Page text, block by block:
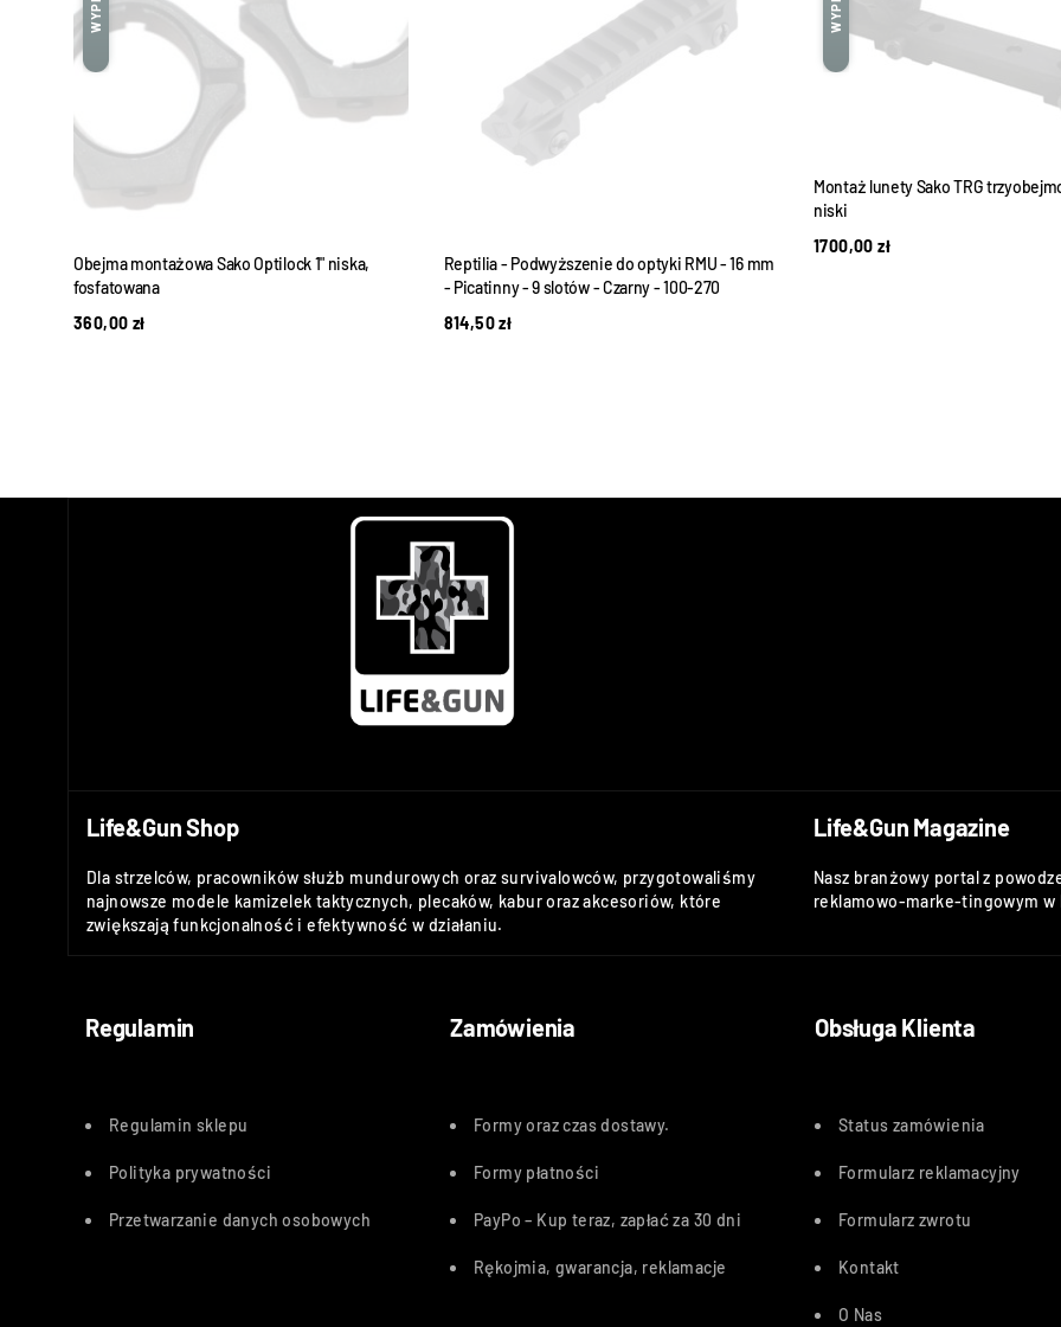
Obejma montażowa Sako Optilock 1" niska,
fosfatowana
360,00 zł
Reptilia - Podwyższenie do optyki RMU - 16 mm
- Picatinny - 9 slotów - Czarny - 100-270
814,50zł
Montaż lunety Sako TRG
niski
1700,00zł
Life&Gun Shop
Dla strzelców, pracowników służb mundurowych oraz survivalowców, przygotowaliśmy
najnowsze modele kamizelek taktycznych, plecaków, kabur oraz akcesoriów, które
zwiększają funkcjonalność i efektywność w działaniu.
Life&Gun Magazine
Nasz branżowy portal z
reklamowo-marke-tingowym
Regulamin Zamówienia Obsługa Klienta
Regulamin sklepu
Polityka prywatności
Przetwarzanie danych osobowych
Formy oraz czas dostawy.
Formy płatności
PayPo – Kup teraz, zapłać za 30 dni
Rękojmia, gwarancja, reklamacje
Status zamówienia
Formularz reklamacyjny
Formularz zwrotu
Kontakt
O Nas